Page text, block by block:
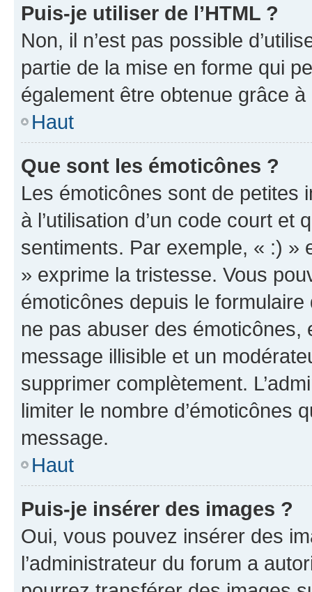
Puis-je utiliser de l’HTML ?
Non, il n’est pas possible
partie de la mise en forme qui
également être obtenue grâce à
Haut
Que sont les émoticônes ?
Les émoticônes sont de petites
à l’utilisation d’un code court et
sentiments. Par exemple, « :) »
» exprime la tristesse. Vous
émoticônes depuis le
ne pas abuser des
message illisible et un
supprimer complètement.
limiter le nombre d’émoticônes
message.
Haut
Puis-je insérer des images ?
Oui, vous pouvez insérer des
l’administrateur du forum a